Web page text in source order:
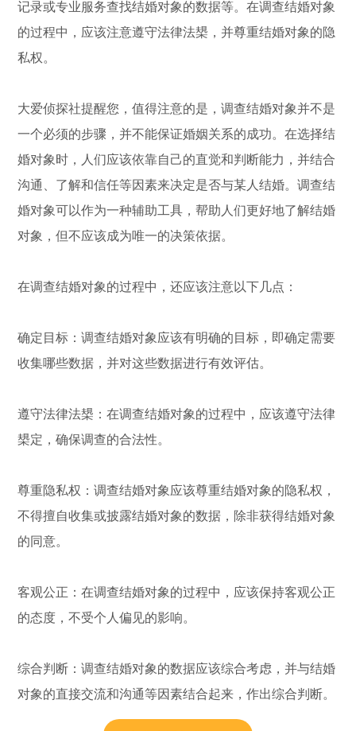
记录或专业服务查找结婚对象的数据等。在调查结婚对象
的过程中，应该注意遵守法律法槼，并尊重结婚对象的隐
私权。
大爱侦探社提醒您，值得注意的是，调查结婚对象并不是
一个必须的步骤，并不能保证婚姻关系的成功。在选择结
婚对象时，人们应该依靠自己的直觉和判断能力，并结合
沟通、了解和信任等因素来决定是否与某人结婚。调查结
婚对象可以作为一种辅助工具，帮助人们更好地了解结婚
对象，但不应该成为唯一的决策依据。
在调查结婚对象的过程中，还应该注意以下几点：
确定目标：调查结婚对象应该有明确的目标，即确定需要
收集哪些数据，并对这些数据进行有效评估。
遵守法律法槼：在调查结婚对象的过程中，应该遵守法律
槼定，确保调查的合法性。
尊重隐私权：调查结婚对象应该尊重结婚对象的隐私权，
不得擅自收集或披露结婚对象的数据，除非获得结婚对象
的同意。
客观公正：在调查结婚对象的过程中，应该保持客观公正
的态度，不受个人偏见的影响。
综合判断：调查结婚对象的数据应该综合考虑，并与结婚
对象的直接交流和沟通等因素结合起来，作出综合判断。